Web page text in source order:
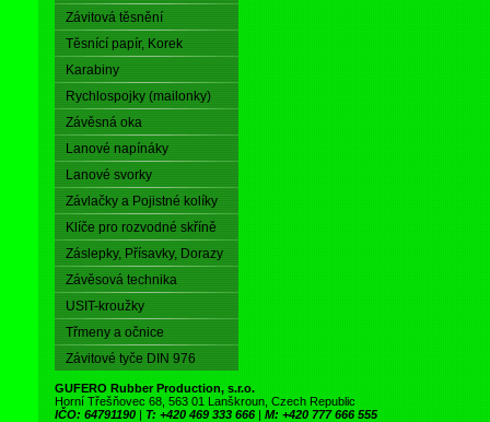
Závitová těsnění
Těsnící papír, Korek
Karabiny
Rychlospojky (mailonky)
Závěsná oka
Lanové napínáky
Lanové svorky
Závlačky a Pojistné kolíky
Klíče pro rozvodné skříně
Záslepky, Přísavky, Dorazy
Závěsová technika
USIT-kroužky
Třmeny a očnice
Závitové tyče DIN 976
GUFERO Rubber Production, s.r.o.
Horní Třešňovec 68, 563 01 Lanškroun, Czech Republic
IČO: 64791190 | T: +420 469 333 666 | M: +420 777 666 555